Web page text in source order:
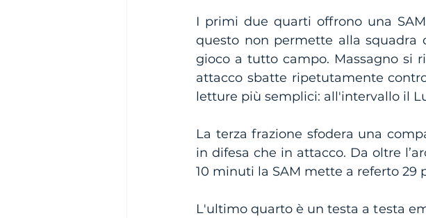
I primi due quarti offrono una
questo non permette alla squadra
gioco a tutto campo. Massagno si
attacco sbatte ripetutamente
letture più semplici: all'intervallo il
La terza frazione sfodera una
in difesa che in attacco. Da oltre
10 minuti la SAM mette a referto 29
L'ultimo quarto è un testa a testa